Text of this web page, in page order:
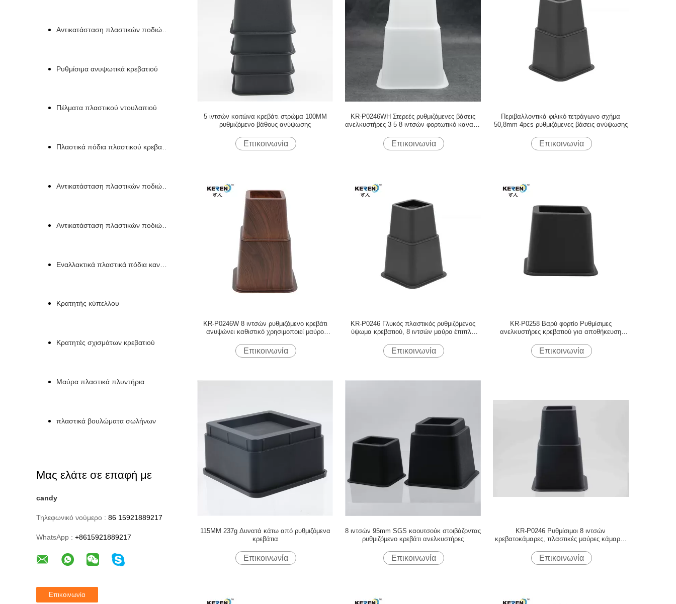
Αντικατάσταση πλαστικών ποδιών καναπέ
Ρυθμίσιμα ανυψωτικά κρεβατιού
Πέλματα πλαστικού ντουλαπιού
Πλαστικά πόδια πλαστικού κρεβατιού
Αντικατάσταση πλαστικών ποδιών για έπιπλα
Αντικατάσταση πλαστικών ποδιών καναπέ
Εναλλακτικά πλαστικά πόδια καναπέ
Κρατητής κύπελλου
Κρατητές σχισμάτων κρεβατιού
Μαύρα πλαστικά πλυντήρια
πλαστικά βουλώματα σωλήνων
Μας ελάτε σε επαφή με
candy
Τηλεφωνικό νούμερο : 86 15921889217
WhatsApp : +8615921889217
5 ιντσών κοιτώνα κρεβάτι στρώμα 100MM
ρυθμιζόμενο βάθους ανύψωσης
Επικοινωνία
KR-P0246WH Στερεές ρυθμιζόμενες βάσεις
ανελκυστήρες 3 5 8 ιντσών φορτωτικό καναπέ
Επικοινωνία
Περιβαλλοντικά φιλικό τετράγωνο σχήμα
50,8mm 4pcs ρυθμιζόμενες βάσεις ανύψωσης
Επικοινωνία
KR-P0246W 8 ιντσών ρυθμιζόμενο κρεβάτι
ανυψώνει καθιστικό χρησιμοποιεί μαύρο
Επικοινωνία
KR-P0246 Γλυκός πλαστικός ρυθμιζόμενος
ύψωμα κρεβατιού, 8 ιντσών μαύρο έπιπλα
Επικοινωνία
KR-P0258 Βαρύ φορτίο Ρυθμίσιμες
ανελκυστήρες κρεβατιού για αποθήκευση
Επικοινωνία
115MM 237g Δυνατά κάτω από ρυθμιζόμενα
κρεβάτια
Επικοινωνία
8 ιντσών 95mm SGS καουτσούκ στοιβάζοντας
ρυθμιζόμενο κρεβάτι ανελκυστήρες
Επικοινωνία
KR-P0246 Ρυθμίσιμοι 8 ιντσών
κρεβατοκάμαρες, πλαστικές μαύρες κάμαρες
Επικοινωνία